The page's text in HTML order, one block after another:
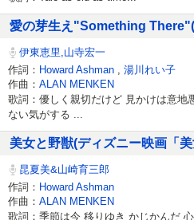
愛の芽生え"Something
伊東恵里,山寺宏一
作詞： Howard Ashman
湯川れい子
作曲： ALAN MENKEN
歌詞：優しく親切だけど 見かけは意地
ない気がする ...
美女と野獣(ディズニー映画「
昆夏美&山崎育三郎
作詞： Howard Ashman
作曲： ALAN MENKEN
歌詞：季節は今 移りゆき かじかんだ 心